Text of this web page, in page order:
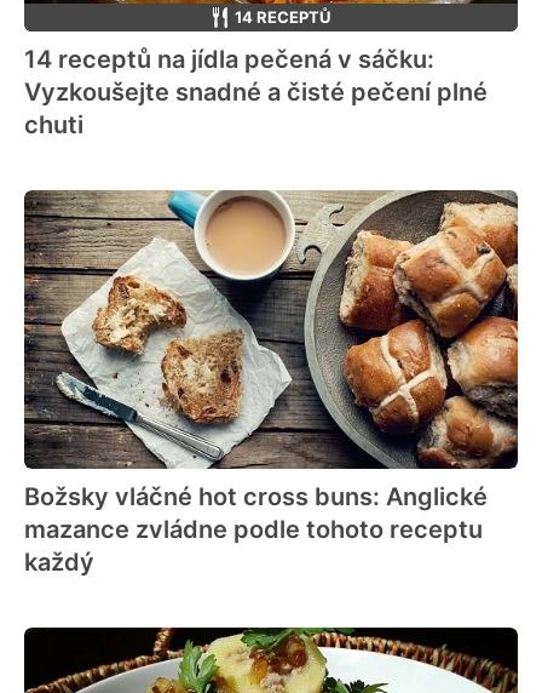
14 RECEPTŮ
14 receptů na jídla pečená v sáčku:
Vyzkoušejte snadné a čisté pečení plné
chuti
Božsky vláčné hot cross buns: Anglické
mazance zvládne podle tohoto receptu
každý